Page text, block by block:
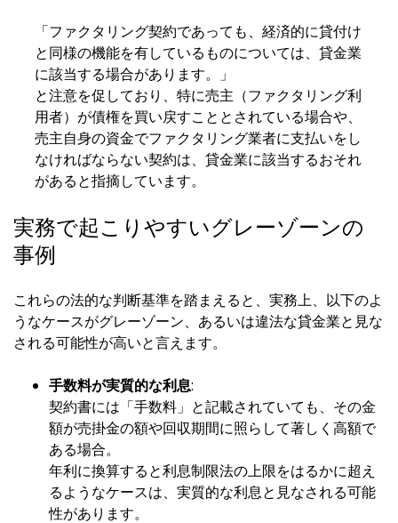
「ファクタリング契約であっても、経済的に貸付け
と同様の機能を有しているものについては、貸金業
に該当する場合があります。」
と注意を促しており、特に売主（ファクタリング利
用者）が債権を買い戻すこととされている場合や、
売主自身の資金でファクタリング業者に支払いをし
なければならない契約は、貸金業に該当するおそれ
があると指摘しています。
実務で起こりやすいグレーゾーンの
事例
これらの法的な判断基準を踏まえると、実務上、以下のよ
うなケースがグレーゾーン、あるいは違法な貸金業と見な
される可能性が高いと言えます。
手数料が実質的な利息:
契約書には「手数料」と記載されていても、その金
額が売掛金の額や回収期間に照らして著しく高額で
ある場合。
年利に換算すると利息制限法の上限をはるかに超え
るようなケースは、実質的な利息と見なされる可能
性があります。